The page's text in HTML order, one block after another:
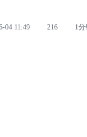
04 11:49 216 1分